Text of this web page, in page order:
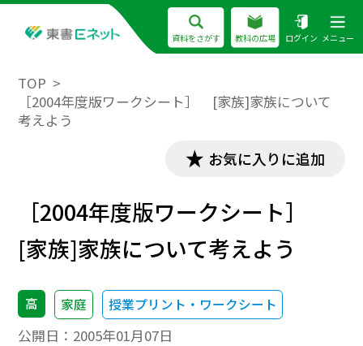
資料をさがす 教科の広場 ログイン メニュー
TOP
［2004年度版ワークシート］ [家族]家族について
考えよう
お気に入りに追加
［2004年度版ワークシート］
[家族]家族について考えよう
高 家庭 授業プリント・ワークシート
公開日： 2005年01月07日